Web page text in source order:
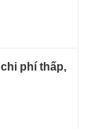
phí thấp,